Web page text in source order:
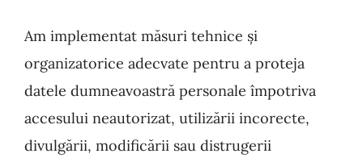
Am implementat măsuri tehnice și
organizatorice adecvate pentru a proteja
datele dumneavoastră personale împotriva
accesului neautorizat, utilizării incorecte,
divulgării, modificării sau distrugerii